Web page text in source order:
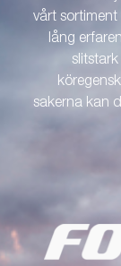
vårt
lång
sakerna kan